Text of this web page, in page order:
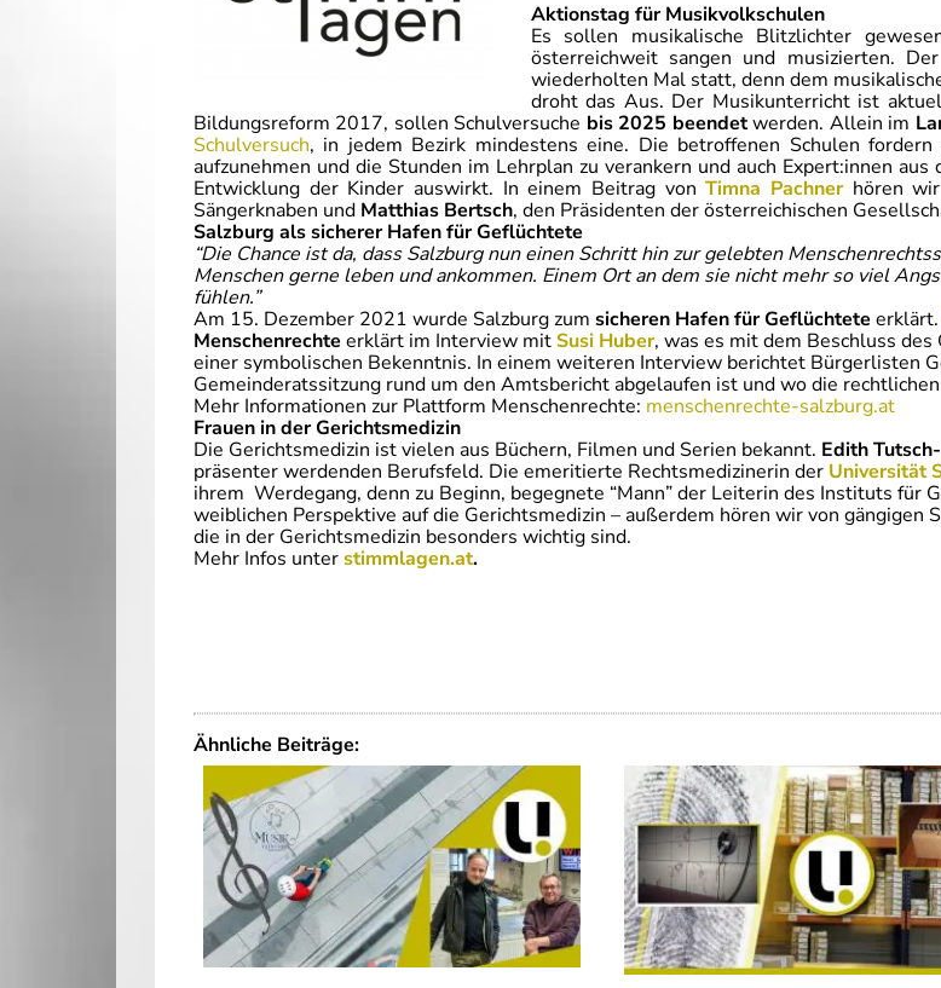
Aktionstag für Musikvolkschulen
Es sollen musikalische Blitzlichter
österreichweit sangen und musizierten.
wiederholten Mal statt, denn dem
droht das Aus. Der Musikunterricht ist
Bildungsreform 2017, sollen Schulversuche bis 2025 beendetwerden. Allein im
Schulversuch, in jedem Bezirk mindestens eine. Die betroffenen Schulen
aufzunehmen und die Stunden im Lehrplan zu verankern und auch Expert:innen
Entwicklung der Kinder auswirkt. In einem Beitrag vonTimna Pachnerhören
Sängerknaben und Matthias Bertsch, den Präsidenten der österreichischen
Salzburg als sicherer Hafen für Geflüchtete
“Die Chance ist da, dass Salzburg nun einen Schritt hin zur gelebten
Menschen gerne leben und ankommen. Einem Ort an dem sie nicht mehr so viel
fühlen.”
Am 15. Dezember 2021 wurde Salzburg zum sicheren Hafen für Geflüchtete erklärt.
Menschenrechte erklärt im Interview mitSusi Huber, was es mit dem Beschluss
einer symbolischen Bekenntnis. In einem weiteren Interview berichtet Bürgerlisten
Gemeinderatssitzung rund um den Amtsbericht abgelaufen ist und wo die
Mehr Informationen zur Plattform Menschenrechte: menschenrechte-salzburg.at
Frauen in der Gerichtsmedizin
Die Gerichtsmedizin ist vielen aus Büchern, Filmen und Serien bekannt. Edith
präsenter werdenden Berufsfeld. Die emeritierte Rechtsmedizinerin der Universität
ihrem Werdegang, denn zu Beginn, begegnete “Mann” der Leiterin des Instituts für
weiblichen Perspektive auf die Gerichtsmedizin – außerdem hören wir von gängigen
die in der Gerichtsmedizin besonders wichtig sind.
Mehr Infos unterstimmlagen.at.
Ähnliche Beiträge: